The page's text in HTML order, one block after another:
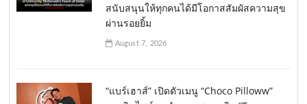
สนับสนุนให้ทุกคนได้มีโอกาสสัมผัสความสุข
ผ่านรอยยิ้ม
August 7, 2026
“แบร์เฮาส์” เปิดตัวเมนู “Choco Pilloww”